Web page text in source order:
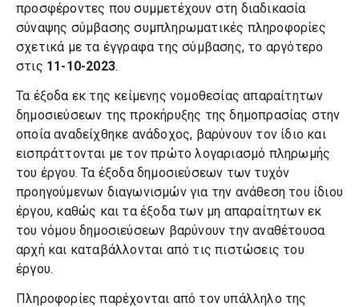
προσφέροντες που συμμετέχουν στη διαδικασία
σύναψης σύμβασης συμπληρωματικές πληροφορίες
σχετικά με τα έγγραφα της σύμβασης, το αργότερο
στις 11-10-2023.
Τα έξοδα εκ της κείμενης νομοθεσίας απαραίτητων
δημοσιεύσεων της προκήρυξης της δημοπρασίας στην
οποία αναδείχθηκε ανάδοχος, βαρύνουν τον ίδιο και
εισπράττονται με τον πρώτο λογαριασμό πληρωμής
του έργου. Τα έξοδα δημοσιεύσεων των τυχόν
προηγούμενων διαγωνισμών για την ανάθεση του ίδιου
έργου, καθώς και τα έξοδα των μη απαραίτητων εκ
του νόμου δημοσιεύσεων βαρύνουν την αναθέτουσα
αρχή και καταβάλλονται από τις πιστώσεις του
έργου.
Πληροφορίες παρέχονται από τον υπάλληλο της